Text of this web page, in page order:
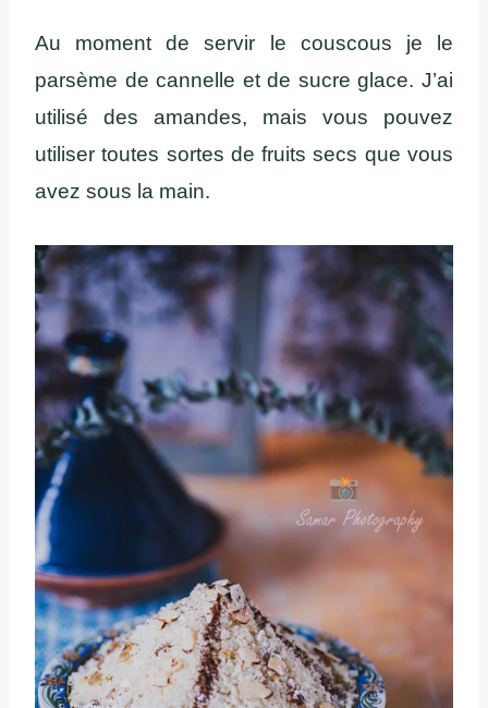
Au moment de servir le couscous je le
parsème de cannelle et de sucre glace. J’ai
utilisé des amandes, mais vous pouvez
utiliser toutes sortes de fruits secs que vous
avez sous la main.